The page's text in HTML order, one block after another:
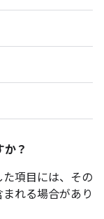
？
項目には、その
れる場合があり